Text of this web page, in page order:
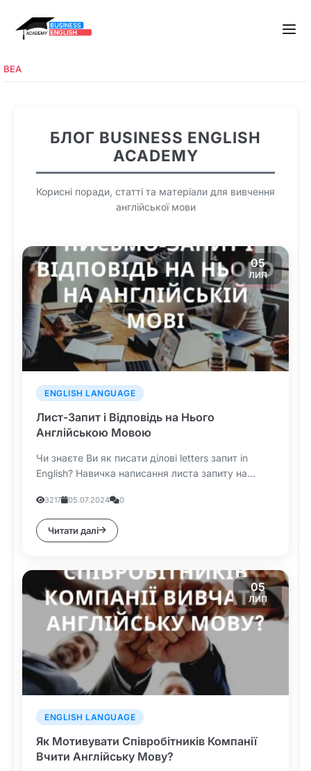
BEA
БЛОГ BUSINESS ENGLISH
ACADEMY
Корисні поради, статті та матеріали для вивчення
англійської мови
05
ЛИП
ENGLISH LANGUAGE
Лист-Запит і Відповідь на Нього
Англійською Мовою
Чи знаєте Ви як писати ділові letters запит in
English? Навичка написання листа запиту на...
3217 05.07.2024 0
Читати далі
05
ЛИП
ENGLISH LANGUAGE
Як Мотивувати Співробітників Компанії
Вчити Англійську Мову?